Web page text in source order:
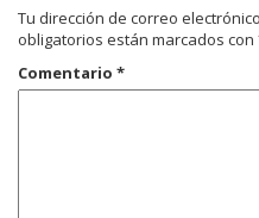
Tu dirección de correo
obligatorios están marcados con
Comentario *